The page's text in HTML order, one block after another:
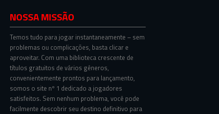
NOSSA MISSÃO
Temos tudo para jogar instantaneamente – sem
problemas ou complicações, basta clicar e
aproveitar. Com uma biblioteca crescente de
títulos gratuitos de vários gêneros,
convenientemente prontos para lançamento,
somos o site nº 1 dedicado a jogadores
satisfeitos. Sem nenhum problema, você pode
facilmente descobrir seu destino definitivo para